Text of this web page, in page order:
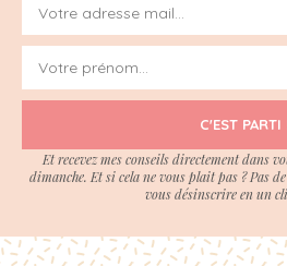
C'EST PARTI
Et recevez mes conseils directement dans
dimanche. Et si cela ne vous plait pas ? Pas
vous désinscrire en un